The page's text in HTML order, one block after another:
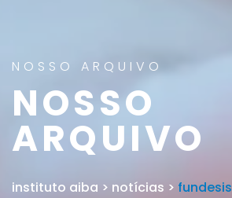
NOSSO ARQUIVO
NOSSO
ARQUIVO
instituto aiba > notícias > fundesis